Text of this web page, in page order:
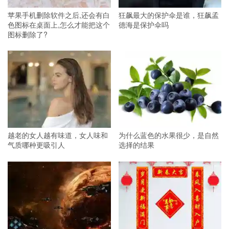
苹果手机删除软件之后,还会有白
色图标在桌面上,怎么才能把这个
图标删除了?
狂飙最大的保护伞是谁，狂飙孟
德海是保护伞吗
越老的女人越有味道，女人味和
气质哪种更吸引人
为什么蓝色的水果很少，是自然
选择的结果